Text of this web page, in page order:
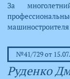
За
машиностроителя
№41/729 от
Руденко